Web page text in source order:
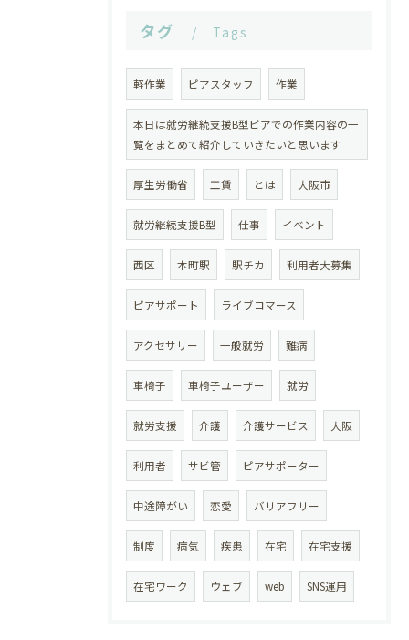
タグ Tags
軽作業 ピアスタッフ 作業
本日は就労継続支援B型ピアでの作業内容の一
覧をまとめて紹介していきたいと思います
厚生労働省 工賃 とは 大阪市
就労継続支援B型 仕事 イベント
西区 本町駅 駅チカ 利用者大募集
ピアサポート ライブコマース
アクセサリー 一般就労 難病
車椅子 車椅子ユーザー 就労
就労支援 介護 介護サービス 大阪
利用者 サビ管 ピアサポーター
中途障がい 恋愛 バリアフリー
制度 病気 疾患 在宅 在宅支援
在宅ワーク ウェブ web SNS運用